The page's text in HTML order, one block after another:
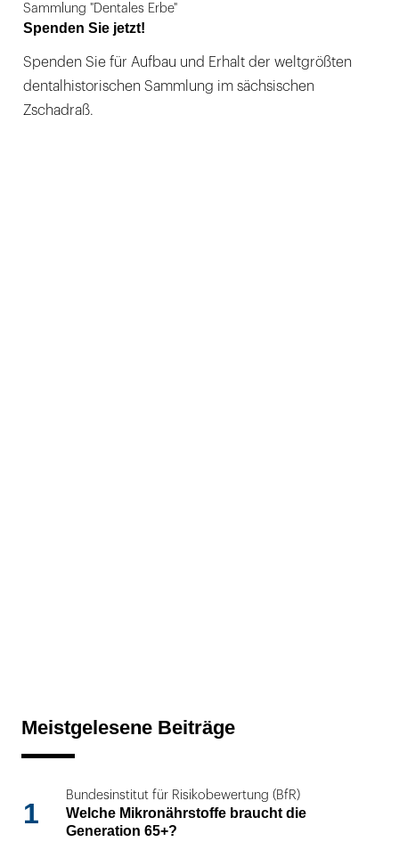
Sammlung "Dentales Erbe"
Spenden Sie jetzt!
Spenden Sie für Aufbau und Erhalt der weltgrößten
dentalhistorischen Sammlung im sächsischen
Zschadraß.
Meistgelesene Beiträge
1
Bundesinstitut für Risikobewertung (BfR)
Welche Mikronährstoffe braucht die
Generation 65+?